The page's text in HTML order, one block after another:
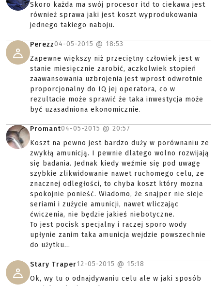
Skoro każda ma swój procesor itd to ciekawa jest
również sprawa jaki jest koszt wyprodukowania
jednego takiego naboju.
Perezz04-05-2015 @ 18:53
Zapewne większy niż przeciętny człowiek jest w
stanie miesięcznie zarobić, aczkolwiek stopień
zaawansowania uzbrojenia jest wprost odwrotnie
proporcjonalny do IQ jej operatora, co w
rezultacie może sprawić że taka inwestycja może
być uzasadniona ekonomicznie.
Promant04-05-2015 @ 20:57
Koszt na pewno jest bardzo duży w porównaniu ze
zwykłą amunicją. I pewnie dlatego wolno rozwijają
się badania. Jednak kiedy weźmie się pod uwagę
szybkie zlikwidowanie nawet ruchomego celu, ze
znacznej odległości, to chyba koszt który mozna
spokojnie ponieść. Wiadomo, że snajper nie sieje
seriami i zużycie amunicji, nawet wliczając
ćwiczenia, nie będzie jakieś niebotyczne.
To jest pocisk specjalny i raczej sporo wody
upłynie zanim taka amunicja wejdzie powszechnie
do użytku...
Stary Traper12-05-2015 @ 15:18
Ok, wy tu o odnajdywaniu celu ale w jaki sposób